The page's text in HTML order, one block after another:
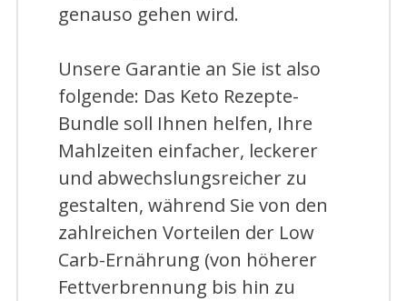
genauso gehen wird.
Unsere Garantie an Sie ist also
folgende: Das Keto Rezepte-
Bundle soll Ihnen helfen, Ihre
Mahlzeiten einfacher, leckerer
und abwechslungsreicher zu
gestalten, während Sie von den
zahlreichen Vorteilen der Low
Carb-Ernährung (von höherer
Fettverbrennung bis hin zu